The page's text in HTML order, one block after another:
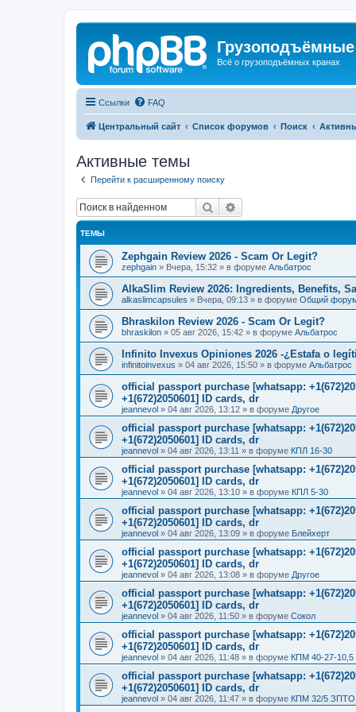
Всё о грузоподъёмных кранах
Ссылки FAQ
Центральный сайт Список форумов Поиск
Активные темы
Перейти к расширенному поиску
Поиск
ТЕМЫ
Zephgain Review 2026 - Scam Or Legit?
zephgain » Вчера, 15:32 » в форуме Альбатрос
AlkaSlim Review 2026: Ingredients, Benefits,
alkaslimcapsules » Вчера, 09:13 » в форуме Общий
Bhraskilon Review 2026 - Scam Or Legit?
bhraskilon » 05 авг 2026, 15:42 » в форуме Альбатрос
Infinito Invexus Opiniones 2026 -¿Estafa o
infinitoinvexus » 04 авг 2026, 15:50 » в форуме Альбатрос
official passport purchase [whatsapp:
+1(672)2050601] ID cards, dr
jeannevol » 04 авг 2026, 13:12 » в форуме Другое
official passport purchase [whatsapp:
+1(672)2050601] ID cards, dr
jeannevol » 04 авг 2026, 13:11 » в форуме КПЛ 16-30
official passport purchase [whatsapp:
+1(672)2050601] ID cards, dr
jeannevol » 04 авг 2026, 13:10 » в форуме КПЛ 5-30
official passport purchase [whatsapp:
+1(672)2050601] ID cards, dr
jeannevol » 04 авг 2026, 13:09 » в форуме Блейхерт
official passport purchase [whatsapp:
+1(672)2050601] ID cards, dr
jeannevol » 04 авг 2026, 13:08 » в форуме Другое
official passport purchase [whatsapp:
+1(672)2050601] ID cards, dr
jeannevol » 04 авг 2026, 11:50 » в форуме Сокол
official passport purchase [whatsapp:
+1(672)2050601] ID cards, dr
jeannevol » 04 авг 2026, 11:48 » в форуме КПМ 40-27-10,5
official passport purchase [whatsapp:
+1(672)2050601] ID cards, dr
jeannevol » 04 авг 2026, 11:47 » в форуме КПМ 32/5 ЗПТО